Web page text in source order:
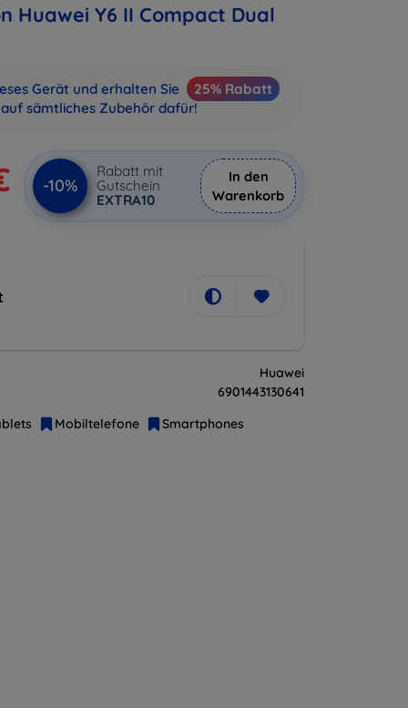
Huawei Y6 II Compact Dual
Gerät und erhalten Sie
25% Rabatt
auf sämtliches Zubehör dafür!
-10%
Rabatt mit
Gutschein
EXTRA10
In den
Warenkorb
Huawei
6901443130641
Mobiltelefone Smartphones